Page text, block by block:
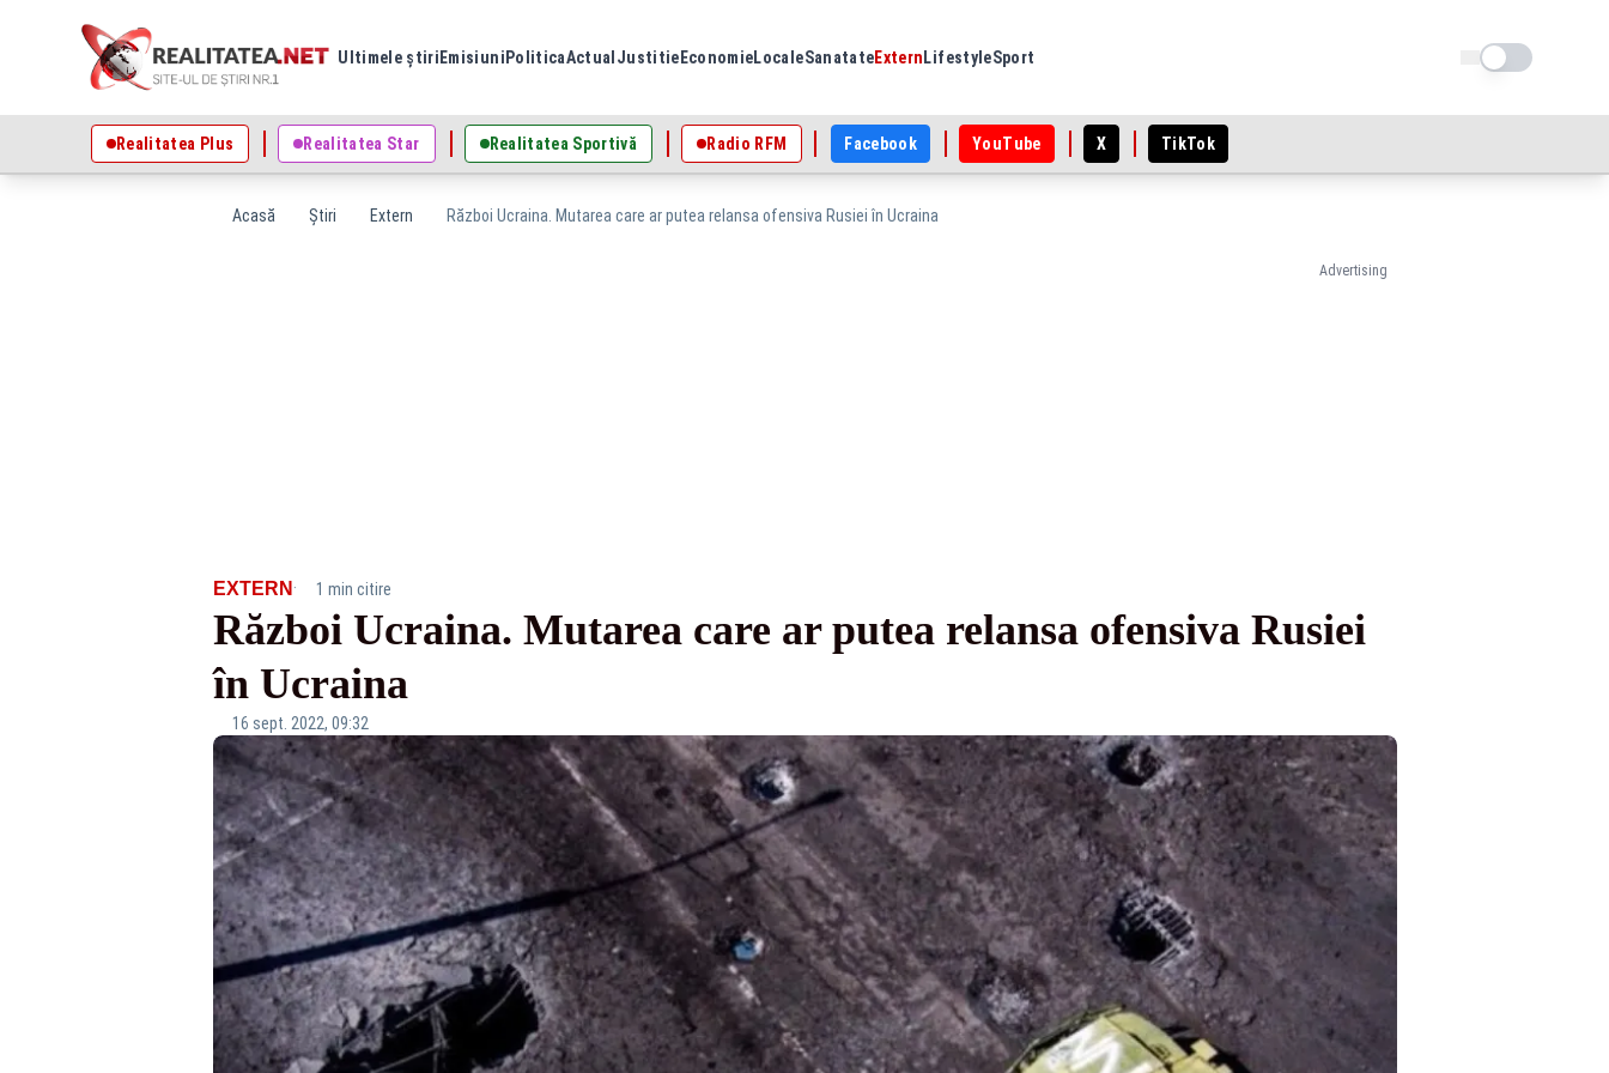
Ultimele știri Emisiuni PoliticaActual Justitie EconomieLocaleSanatateExtern LifestyleSport Schimba tema
Realitatea Plus Realitatea Star Realitatea Sportivă Radio RFM Facebook YouTube X TikTok
Acasă Știri Extern Război Ucraina. Mutarea care ar putea relansa ofensiva Rusiei în Ucraina
Advertising
EXTERN · 1 min citire
Război Ucraina. Mutarea care ar putea relansa ofensiva Rusiei
în Ucraina
16 sept. 2022, 09:32